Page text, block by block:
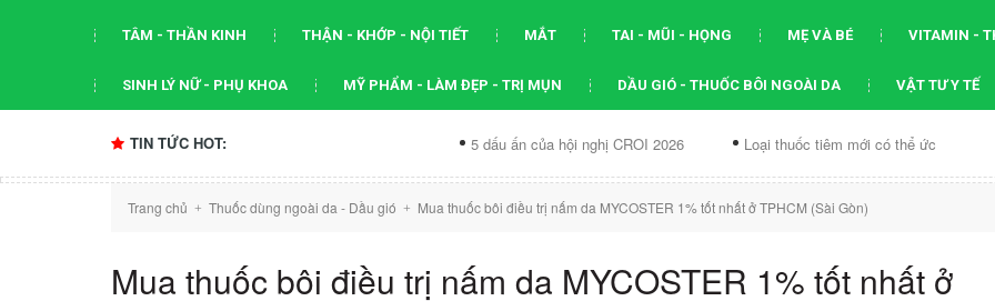
TÂM - THẦN KINH THẬN - KHỚP - NỘI TIẾT MẮT TAI - MŨI - HỌNG MẸ VÀ BÉ VITAMIN -
SINH LÝ NỮ - PHỤ KHOA MỸ PHẨM - LÀM ĐẸP - TRỊ MỤN DẦU GIÓ - THUỐC BÔI NGOÀI DA VẬT TƯ Y TẾ
TIN TỨC HOT: 5 dấu ấn của hội nghị CROI 2026 Loại thuốc tiêm mới có thể ức chế...
Trang chủ + Thuốc dùng ngoài da - Dầu gió + Mua thuốc bôi điều trị nấm da MYCOSTER 1% tốt nhất ở TPHCM (Sài Gòn)
Mua thuốc bôi điều trị nấm da MYCOSTER 1% tốt nhất ở